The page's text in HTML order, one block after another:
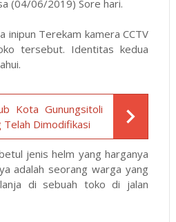
(04/06/2019) Sore hari.
inipun Terekam kamera CCTV
tersebut. Identitas kedua
Kota Gunungsitoli
Dimodifikasi
jenis helm yang harganya
adalah seorang warga yang
di sebuah toko di jalan